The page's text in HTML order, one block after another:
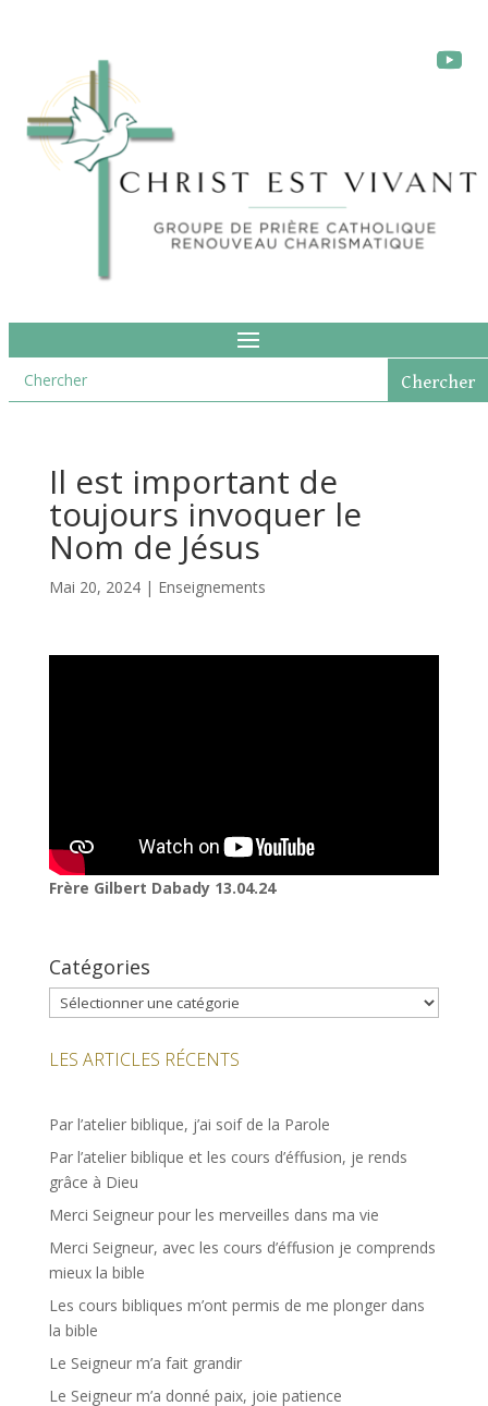
Il est important de
toujours invoquer le
Nom de Jésus
Mai 20, 2024| Enseignements
Frère Gilbert Dabady 13.04.24
Catégories
Catégories
LES ARTICLES RÉCENTS
Par l’atelier biblique, j’ai soif de la Parole
Par l’atelier biblique et les cours d’éffusion, je rends
grâce à Dieu
Merci Seigneur pour les merveilles dans ma vie
Merci Seigneur, avec les cours d’éffusion je comprends
mieux la bible
Les cours bibliques m’ont permis de me plonger dans
la bible
Le Seigneur m’a fait grandir
Le Seigneur m’a donné paix, joie patience